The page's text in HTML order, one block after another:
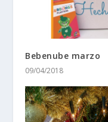
Bebenube marzo
09/04/2018